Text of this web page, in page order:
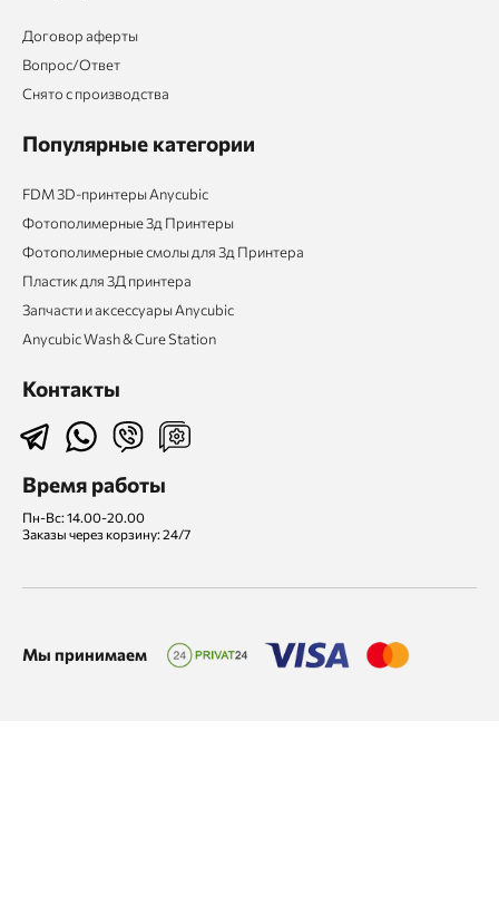
Договор аферты
Вопрос/Ответ
Снято с производства
Популярные категории
FDM 3D-принтеры Anycubic
Фотополимерные 3д Принтеры
Фотополимерные смолы для 3д Принтера
Пластик для 3Д принтера
Запчасти и аксессуары Anycubic
Anycubic Wash & Cure Station
Контакты
Время работы
Пн-Вс: 14.00-20.00
Заказы через корзину: 24/7
Мы принимаем